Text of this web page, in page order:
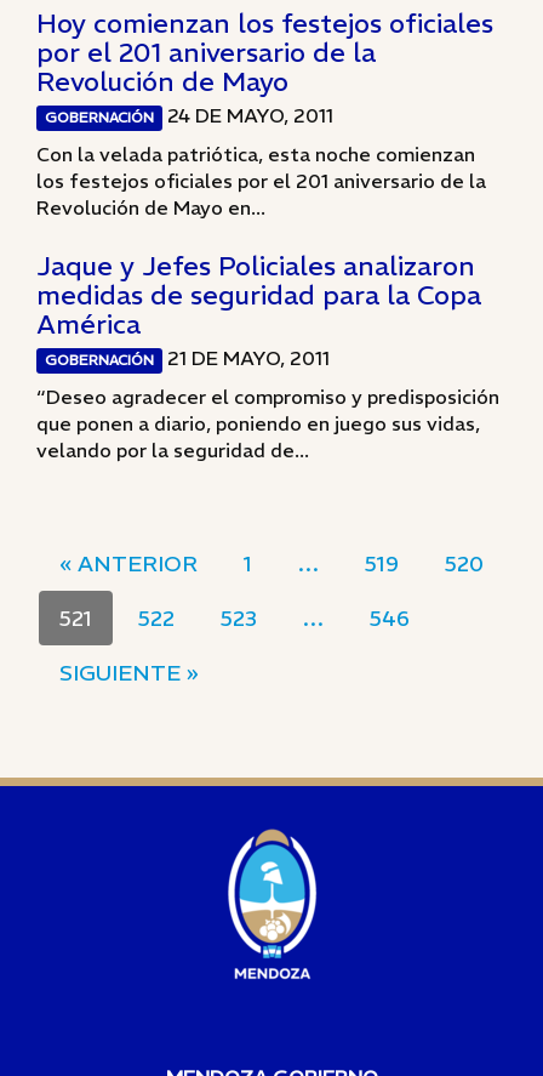
Hoy comienzan los festejos oficiales
por el 201 aniversario de la
Revolución de Mayo
GOBERNACIÓN
24 DE MAYO, 2011
Con la velada patriótica, esta noche comienzan
los festejos oficiales por el 201 aniversario de la
Revolución de Mayo en...
Jaque y Jefes Policiales analizaron
medidas de seguridad para la Copa
América
GOBERNACIÓN
21 DE MAYO, 2011
“Deseo agradecer el compromiso y predisposición
que ponen a diario, poniendo en juego sus vidas,
velando por la seguridad de...
« ANTERIOR 1 … 519
520
521
522 523 …
546
SIGUIENTE »